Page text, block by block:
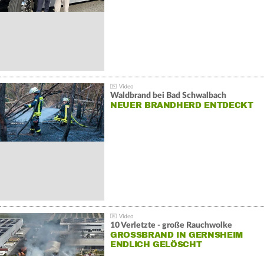
Waldbrand bei Bad Schwalbach
NEUER BRANDHERD ENTDECKT
10 Verletzte - große Rauchwolke
GROSSBRAND IN GERNSHEIM E
NDLICH GELÖSCHT